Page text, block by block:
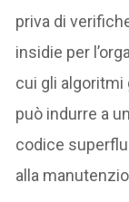
priva di
insidie per
cui gli
può indurre a
codice
alla